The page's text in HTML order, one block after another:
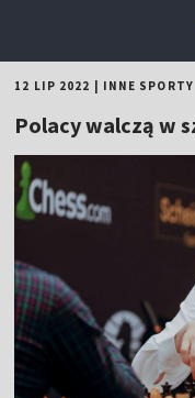
12 LIP 2022 INNE SPORTY
Polacy walczą w